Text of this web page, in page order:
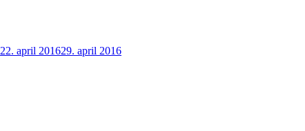
22. april 201629. april 2016